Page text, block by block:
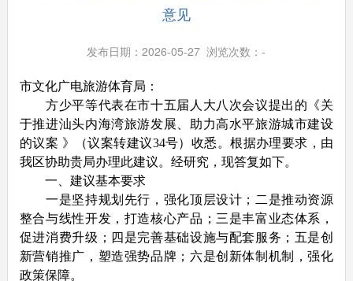
意见
发布日期：2026-05-27 浏览次数：-
市文化广电旅游体育局：
方少平等代表在市十五届人大八次会议提出的《关
于推进汕头内海湾旅游发展、助力高水平旅游城市建设
的议案 》（议案转建议34号）收悉。根据办理要求，由
我区协助贵局办理此建议。经研究，现答复如下。
一、建议基本要求
一是坚持规划先行，强化顶层设计；二是推动资源
整合与线性开发，打造核心产品；三是丰富业态体系，
促进消费升级；四是完善基础设施与配套服务；五是创
新营销推广，塑造强势品牌；六是创新体制机制，强化
政策保障。